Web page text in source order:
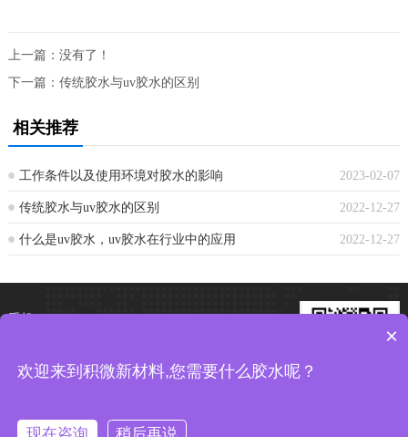
上一篇：没有了！
下一篇： 传统胶水与uv胶水的区别
相关推荐
2023-02-07
工作条件以及使用环境对胶水的影响
2022-12-27
传统胶水与uv胶水的区别
2022-12-27
什么是uv胶水，uv胶水在行业中的应用
邮箱：649614928@qq.com
×
欢迎来到积微新材料,您需要什么胶水呢？
现在咨询 稍后再说